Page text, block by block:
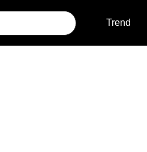
Trend